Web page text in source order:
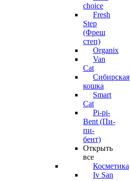
choice
Fresh
Step
(Фреш
степ)
Organix
Van
Cat
Сибирская
кошка
Smart
Cat
Pi-pi-
Bent (Пи-
пи-
бент)
Открыть
все
Косметика
Iv San